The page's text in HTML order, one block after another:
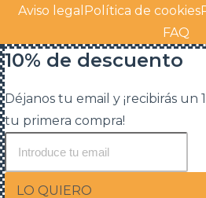
Aviso legal Política de cookies
FAQ
10% de descuento
Déjanos tu email y ¡recibirás un
tu primera compra!
LO QUIERO